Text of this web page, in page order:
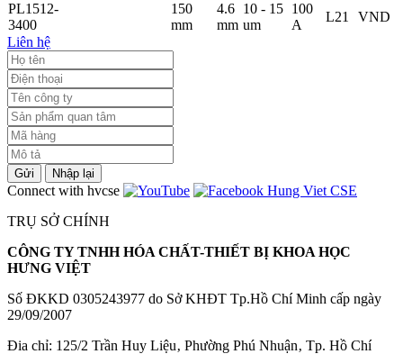
PL1512-
3400
150
mm
4.6
mm
10 - 15
um
100
A
L21
VND
Liên hệ
Gửi Nhập lại
Connect with hvcse
TRỤ SỞ CHÍNH
CÔNG TY TNHH HÓA CHẤT-THIẾT BỊ KHOA HỌC
HƯNG VIỆT
Số ĐKKD 0305243977 do Sở KHĐT Tp.Hồ Chí Minh cấp ngày
29/09/2007
Đia chỉ: 125/2 Trần Huy Liệu‚ Phường Phú Nhuận‚ Tp. Hồ Chí